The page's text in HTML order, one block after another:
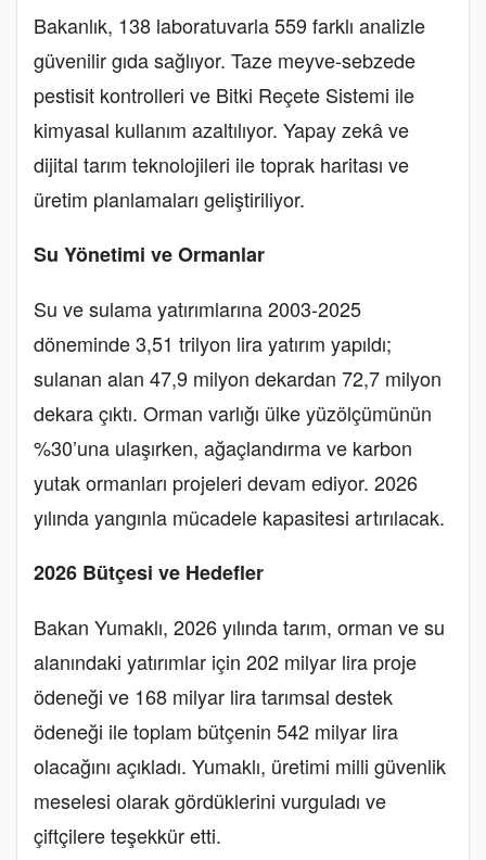
Bakanlık, 138 laboratuvarla 559 farklı analizle
güvenilir gıda sağlıyor. Taze meyve-sebzede
pestisit kontrolleri ve Bitki Reçete Sistemi ile
kimyasal kullanım azaltılıyor. Yapay zekâ ve
dijital tarım teknolojileri ile toprak haritası ve
üretim planlamaları geliştiriliyor.
Su Yönetimi ve Ormanlar
Su ve sulama yatırımlarına 2003-2025
döneminde 3,51 trilyon lira yatırım yapıldı;
sulanan alan 47,9 milyon dekardan 72,7 milyon
dekara çıktı. Orman varlığı ülke yüzölçümünün
%30’una ulaşırken, ağaçlandırma ve karbon
yutak ormanları projeleri devam ediyor. 2026
yılında yangınla mücadele kapasitesi artırılacak.
2026 Bütçesi ve Hedefler
Bakan Yumaklı, 2026 yılında tarım, orman ve su
alanındaki yatırımlar için 202 milyar lira proje
ödeneği ve 168 milyar lira tarımsal destek
ödeneği ile toplam bütçenin 542 milyar lira
olacağını açıkladı. Yumaklı, üretimi milli güvenlik
meselesi olarak gördüklerini vurguladı ve
çiftçilere teşekkür etti.